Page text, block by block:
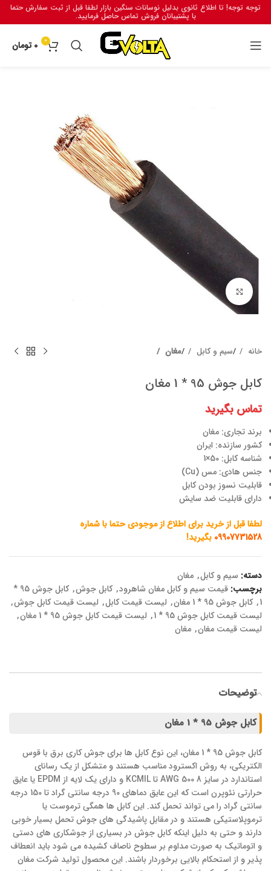
توجه توجه! تا اطلاع ثانوی بدلیل نوسانات سنگین بازار لطفا قبل از ثبت سفارش حتما
با پشتیبانان فروش تماس حاصل فرمایید.
0
0 تومان
برای بزرگنمایی کلیک کنید
خانه سیم و کابل مغان
کابل جوش 95 * 1 مغان
تماس بگیرید
برند تجاری: مغان
کشور سازنده: ایران
شناسه کابل: 50×1
جنس هادی: مس (Cu)
قابلیت نسوز بودن کابل
دارای قابلیت ضد سایش
لطفا قبل از خرید برای اطلاع از موجودی حتما با شماره
09907731528 بگیرید!
دسته: سیم و کابل, مغان
برچسب: قیمت سیم و کابل مغان شاهرود, کابل جوش,
کابل جوش 95 *
1
, کابل جوش 95 * 1 مغان , لیست قیمت کابل, لیست قیمت کابل جوش,
لیست قیمت کابل جوش 95 * 1
, لیست قیمت کابل جوش 95 * 1 مغان
,
لیست قیمت مغان, مغان
توضیحات
کابل جوش 95 * 1 مغان
کابل جوش 95 * 1 مغان، این نوع کابل ها برای جوش کاری برق با قوس
الکتریکی، به روش اکسترود مناسب هستند و متشکل از یک رسانای
استاندارد در سایز 8 AWG 500 تا KCMIL و دارای یک لایه از EPDM یا عایق
حرارتی نئوپرن است که این عایق دماهای 90 درجه سانتی گراد تا 150 درجه
سانتی گراد را می تواند تحمل کند. این کابل ها همگی ترموست یا
ترموپلاستیکی هستند و در مقابل پاشیدگی های جوش تحمل بسیار خوبی
دارند و حتی به دلیل اینکه کابل جوش در بسیاری از جوشکاری های دستی
و اتوماتیک به صورت مداوم بر سطوح ناصاف کشیده می شود باید انعطاف
پذیر و از استحکام بالایی برخوردار باشند. این محصول تولید شرکت مغان